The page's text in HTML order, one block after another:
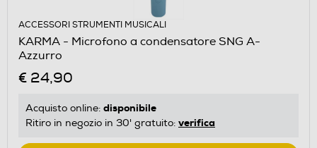
ACCESSORI STRUMENTI MUSICALI
KARMA - Microfono a condensatore SNG A-
Azzurro
€ 24,90
Acquisto online: disponibile
Ritiro in negozio in 30' gratuito: verifica